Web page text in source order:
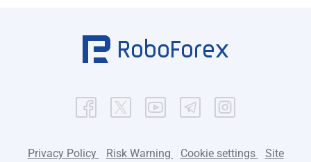
Privacy Policy Risk Warning Cookie settings
Site